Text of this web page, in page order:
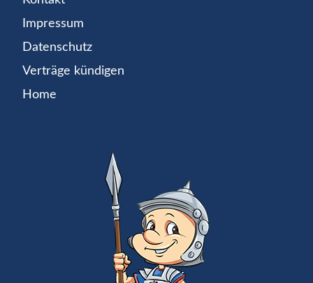
Impressum
Datenschutz
Verträge kündigen
Home